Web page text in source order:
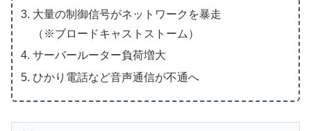
大量の制御信号がネットワークを暴走
（※ブロードキャストストーム）
サーバールーター負荷増大
ひかり電話など音声通信が不通へ